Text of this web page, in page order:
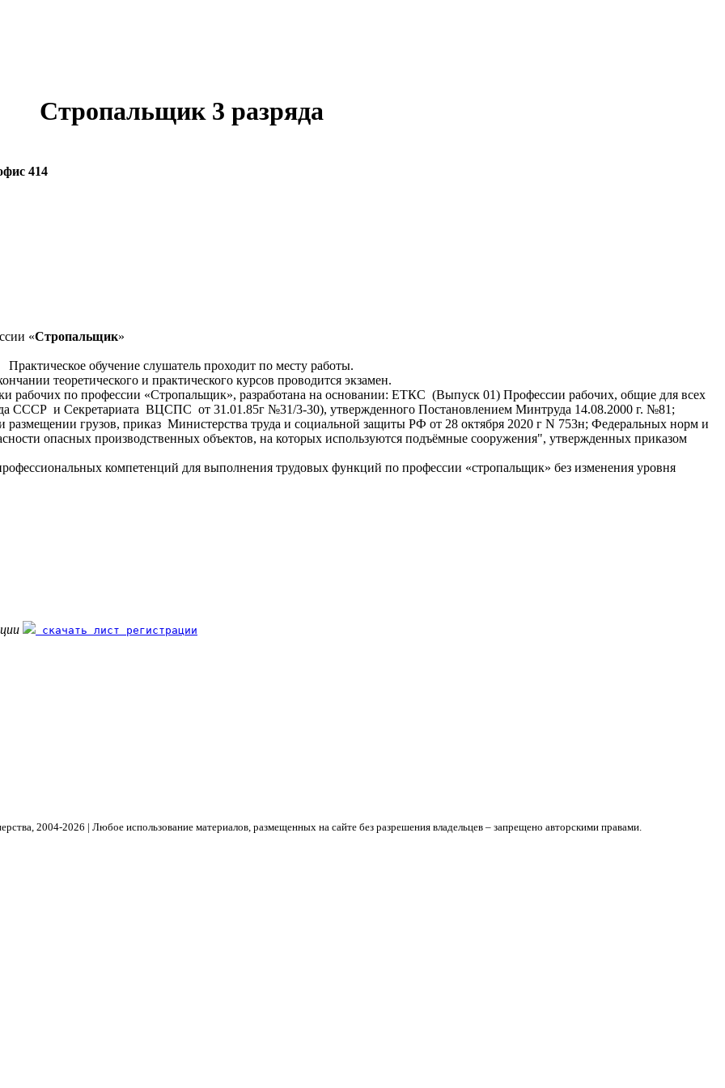
Стропальщик 3 разряда
414
«Стропальщик»
Практическое обучение слушатель проходит по месту работы.
теоретического и практического курсов проводится экзамен.
рабочих по профессии «Стропальщик», разработана на основании: ЕТКС (Выпуск 01) Профессии рабочих, общие для всех
СССР и Секретариата ВЦСПС от 31.01.85г №31/3-30), утвержденного Постановлением Минтруда 14.08.2000 г. №81;
размещении грузов, приказ Министерства труда и социальной защиты РФ от 28 октября 2020 г N 753н; Федеральных норм и
опасных производственных объектов, на которых используются подъёмные сооружения", утвержденных приказом
компетенций для выполнения трудовых функций по профессии «стропальщик» без изменения уровня
скачать лист регистрации
2004- 2026 | Любое использование материалов, размещенных на сайте без разрешения владельцев – запрещено авторскими правами.